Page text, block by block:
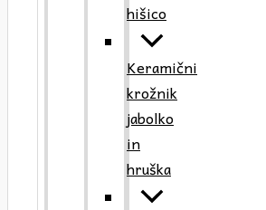
hišico
Keramični
krožnik
jabolko
in
hruška